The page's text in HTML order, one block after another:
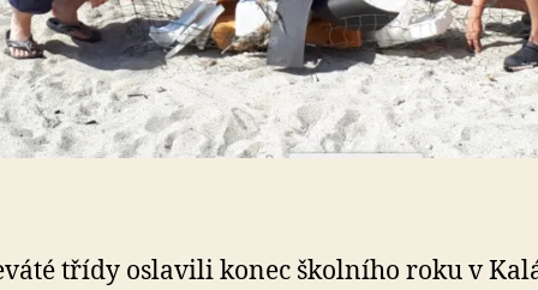
třídy oslavili konec školního roku v